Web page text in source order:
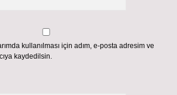
kullanılması için adım, e-posta adresim ve
kaydedilsin.